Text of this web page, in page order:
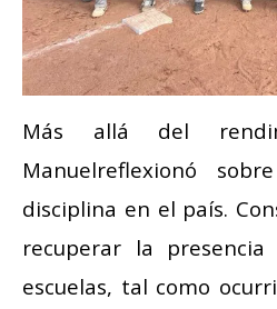
Más allá del
Manuelreflexionó
disciplina en el país.
recuperar la
escuelas, tal como